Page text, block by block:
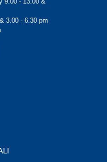
3.00 - 6.30 pm